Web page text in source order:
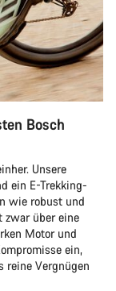
Bosch
Unsere
ein E-Trekking-
wie robust und
zwar über eine
Motor und
ein,
reine Vergnügen